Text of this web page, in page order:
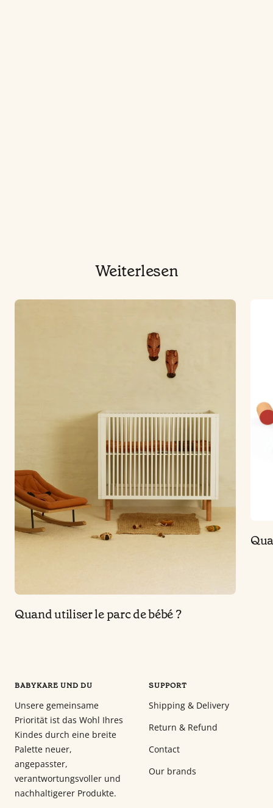
Weiterlesen
Quand utiliser le parc de bébé ?
BABYKARE UND DU
Unsere gemeinsame
Priorität ist das Wohl Ihres
Kindes durch eine breite
Palette neuer,
angepasster,
verantwortungsvoller und
nachhaltigerer Produkte.
SUPPORT
Shipping & Delivery
Return & Refund
Contact
Our brands